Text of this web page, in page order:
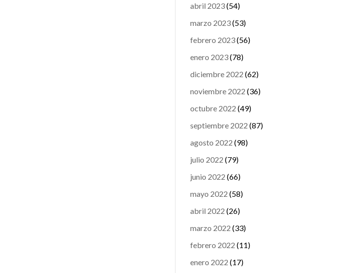
abril 2023(54)
marzo 2023(53)
febrero 2023(56)
enero 2023(78)
diciembre 2022 (62)
noviembre 2022 (36)
octubre 2022 (49)
septiembre 2022 (87)
agosto 2022 (98)
julio 2022 (79)
junio 2022 (66)
mayo 2022 (58)
abril 2022 (26)
marzo 2022 (33)
febrero 2022 (11)
enero 2022 (17)